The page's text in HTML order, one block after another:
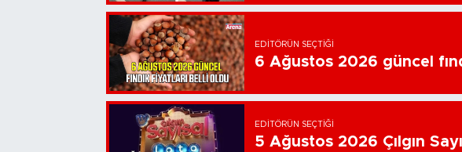
EDITÖRÜN SEÇTIĞI
6 Ağustos 2026 güncel
EDITÖRÜN SEÇTIĞI
5 Ağustos 2026 Çılgın